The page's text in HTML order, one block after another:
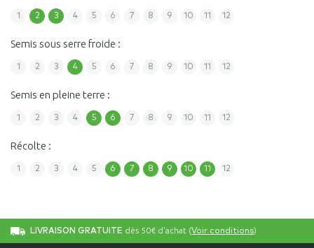
1 2 3 4 5 6 7 8 9 10 11 12
Semis sous serre froide :
1 2 3 4 5 6 7 8 9 10 11 12
Semis en pleine terre :
1 2 3 4 5 6 7 8 9 10 11 12
Récolte :
1 2 3 4 5 6 7 8 9 10 11 12
LIVRAISON GRATUITE dès 50€ d'achat (Voir conditions)